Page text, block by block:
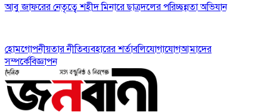
আবু জাফরের নেতৃত্বে শহীদ মিনারে ছাত্রদলের পরিচ্ছন্নতা অভিযান
হোমগোপনীয়তার নীতিব্যবহারের শর্তাবলিযোগাযোগআমাদের
সম্পর্কেবিজ্ঞাপন